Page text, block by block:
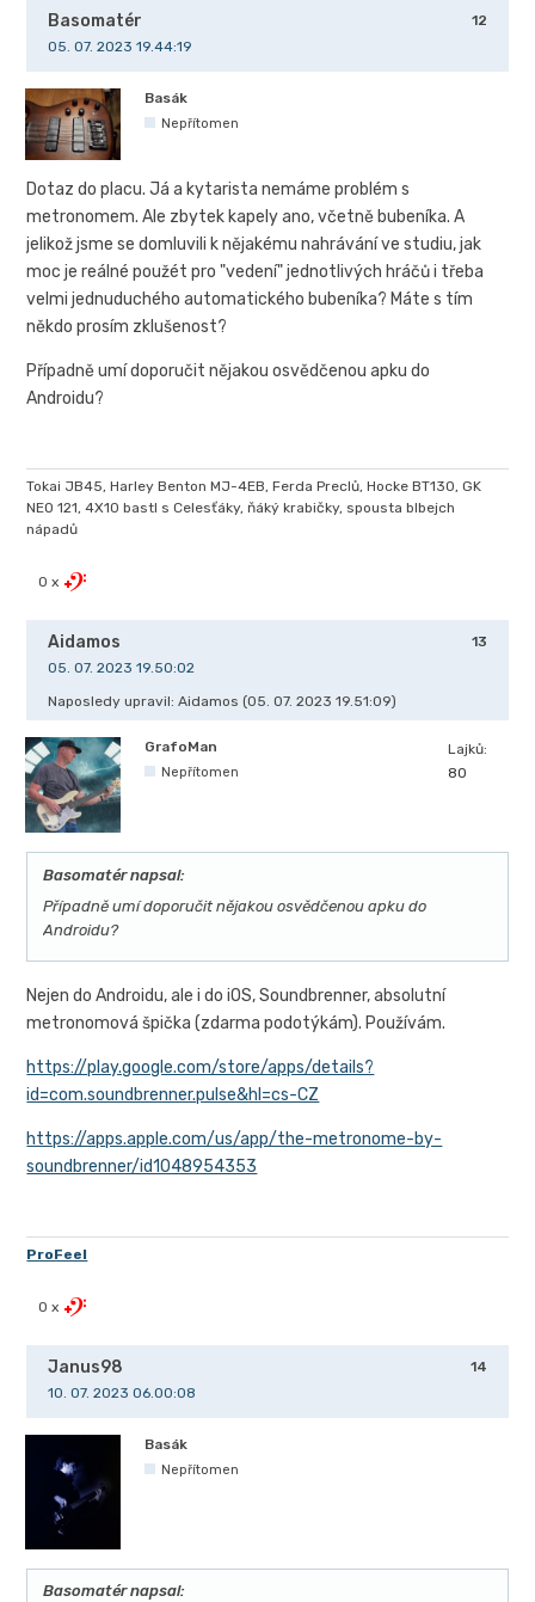
12
Basomatér
05. 07. 2023 19.44:19
Basák
Nepřítomen
Dotaz do placu. Já a kytarista nemáme problém s
metronomem. Ale zbytek kapely ano, včetně bubeníka. A
jelikož jsme se domluvili k nějakému nahrávání ve studiu, jak
moc je reálné použét pro "vedení" jednotlivých hráčů i třeba
velmi jednuduchého automatického bubeníka? Máte s tím
někdo prosím zklušenost?
Případně umí doporučit nějakou osvědčenou apku do
Androidu?
Tokai JB45, Harley Benton MJ-4EB, Ferda Preclů, Hocke BT130, GK
NEO 121, 4X10 bastl s Celesťáky, ňáký krabičky, spousta blbejch
nápadů
0 x
13
Aidamos
05. 07. 2023 19.50:02
Naposledy upravil: Aidamos (05. 07. 2023 19.51:09)
GrafoMan
Nepřítomen
Lajků:
80
Basomatér napsal:
Případně umí doporučit nějakou osvědčenou apku do
Androidu?
Nejen do Androidu, ale i do iOS, Soundbrenner, absolutní
metronomová špička (zdarma podotýkám). Používám.
https://play.google.com/store/apps/details?
id=com.soundbrenner.pulse&hl=cs-CZ
https://apps.apple.com/us/app/the-metronome-by-
soundbrenner/id1048954353
ProFeel
0 x
14
Janus98
10. 07. 2023 06.00:08
Basák
Nepřítomen
Basomatér napsal: